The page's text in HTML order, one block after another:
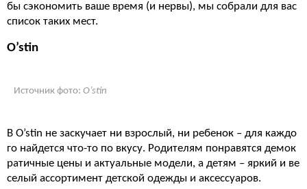
бы сэкономить ваше время (и нервы), мы собрали для вас
список таких мест.
O’stin
Источник фото: O’stin
В O’stin не заскучает ни взрослый, ни ребенок – для каждо
го найдется что-то по вкусу. Родителям понравятся демок
ратичные цены и актуальные модели, а детям – яркий и ве
селый ассортимент детской одежды и аксессуаров.